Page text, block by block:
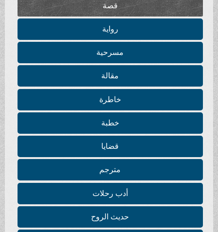
قصة
رواية
مسرحية
مقالة
خاطرة
خطبة
قضايا
مترجم
أدب رحلات
حديث الروح